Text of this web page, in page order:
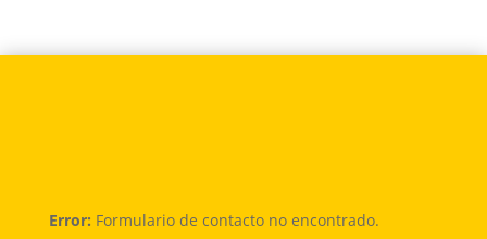
Error: Formulario de contacto no encontrado.